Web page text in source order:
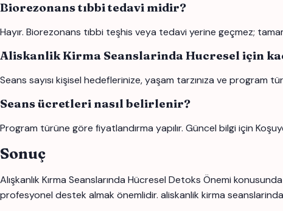
Biorezonans tıbbi tedavi midir?
Hayır. Biorezonans tıbbi teşhis veya tedavi yerine geçmez;
Aliskanlik Kirma Seanslarinda Hucresel için
Seans sayısı kişisel hedeflerinize, yaşam tarzınıza ve program
Seans ücretleri nasıl belirlenir?
Program türüne göre fiyatlandırma yapılır. Güncel bilgi için
Sonuç
Alışkanlık Kırma Seanslarında Hücresel Detoks Önemi
profesyonel destek almak önemlidir. aliskanlik kirma